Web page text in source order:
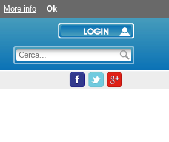
More info Ok